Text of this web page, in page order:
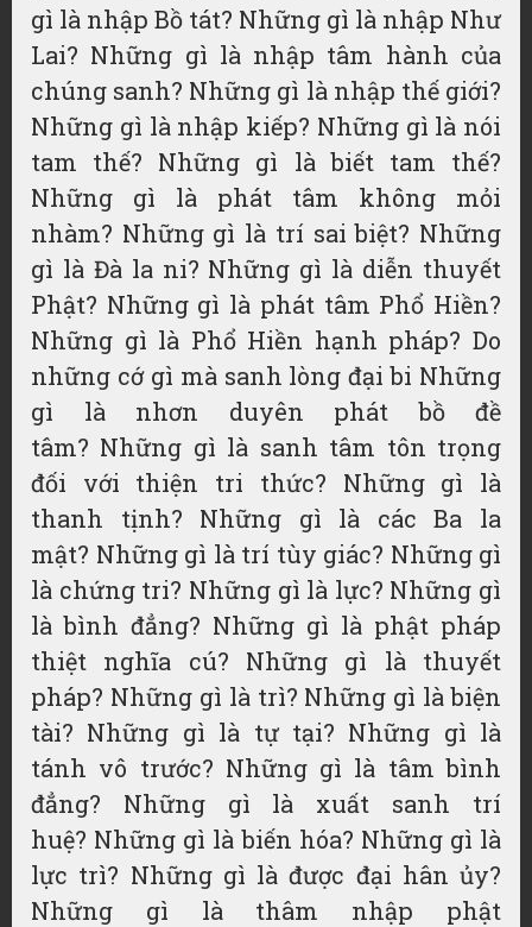
gì là nhập Bồ tát? Những gì là nhập Như
Lai? Những gì là nhập tâm hành của
chúng sanh? Những gì là nhập thế giới?
Những gì là nhập kiếp? Những gì là nói
tam thế? Những gì là biết tam thế?
Những gì là phát tâm không mỏi
nhàm? Những gì là trí sai biệt? Những
gì là Đà la ni? Những gì là diễn thuyết
Phật? Những gì là phát tâm Phổ Hiền?
Những gì là Phổ Hiền hạnh pháp? Do
những cớ gì mà sanh lòng đại bi Những
gì là nhơn duyên phát bồ đề
tâm? Những gì là sanh tâm tôn trọng
đối với thiện tri thức? Những gì là
thanh tịnh? Những gì là các Ba la
mật? Những gì là trí tùy giác? Những gì
là chứng tri? Những gì là lực? Những gì
là bình đẳng? Những gì là phật pháp
thiệt nghĩa cú? Những gì là thuyết
pháp? Những gì là trì? Những gì là biện
tài? Những gì là tự tại? Những gì là
tánh vô trước? Những gì là tâm bình
đẳng? Những gì là xuất sanh trí
huệ? Những gì là biến hóa? Những gì là
lực trì? Những gì là được đại hân ủy?
Những gì là thâm nhập phật